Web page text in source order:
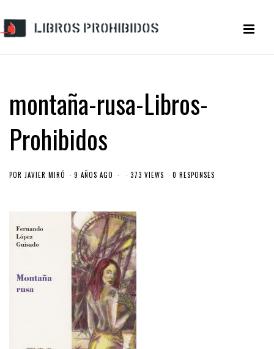
montaña-rusa-Libros-
Prohibidos
POR JAVIER MIRÓ 9 AÑOS AGO 373 VIEWS 0 RESPONSES